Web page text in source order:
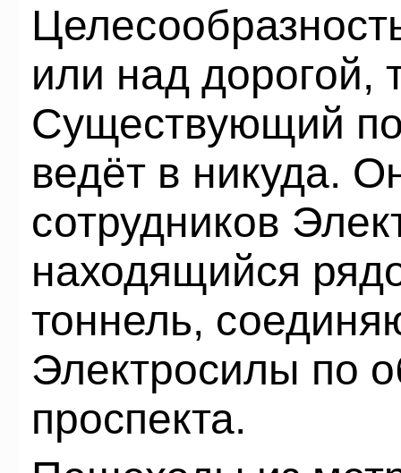
или над дорогой,
Существующий
ведёт в никуда.
сотрудников
находящийся
тоннель,
Электросилы по
проспекта.